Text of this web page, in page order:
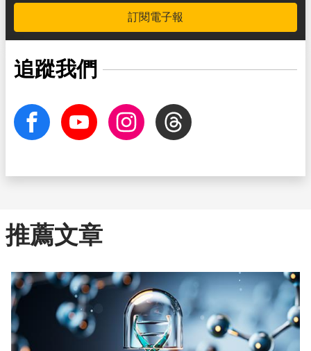
訂閱電子報
追蹤我們
facebook Youtube InstagramThreads
推薦文章